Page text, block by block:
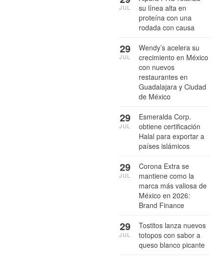
su línea alta en
proteína con una
rodada con causa
JUL
Wendy’s acelera su
crecimiento en México
con nuevos
restaurantes en
Guadalajara y Ciudad
de México
29
JUL
Esmeralda Corp.
obtiene certificación
Halal para exportar a
países islámicos
29
JUL
Corona Extra se
mantiene como la
marca más valiosa de
México en 2026:
Brand Finance
29
JUL
Tostitos lanza nuevos
totopos con sabor a
queso blanco picante
29
JUL